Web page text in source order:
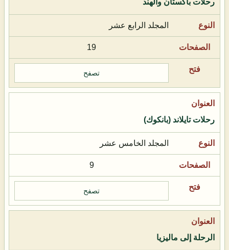
المجلد الرابع عشر
19
تصفح
رحلات تايلاند (بانكوك)
المجلد الخامس عشر
9
تصفح
الرحلة إلى ماليزيا